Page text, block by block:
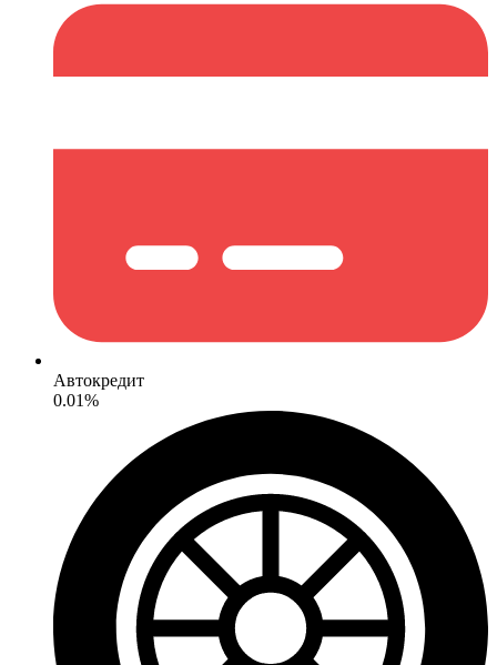
Автокредит
0.01%